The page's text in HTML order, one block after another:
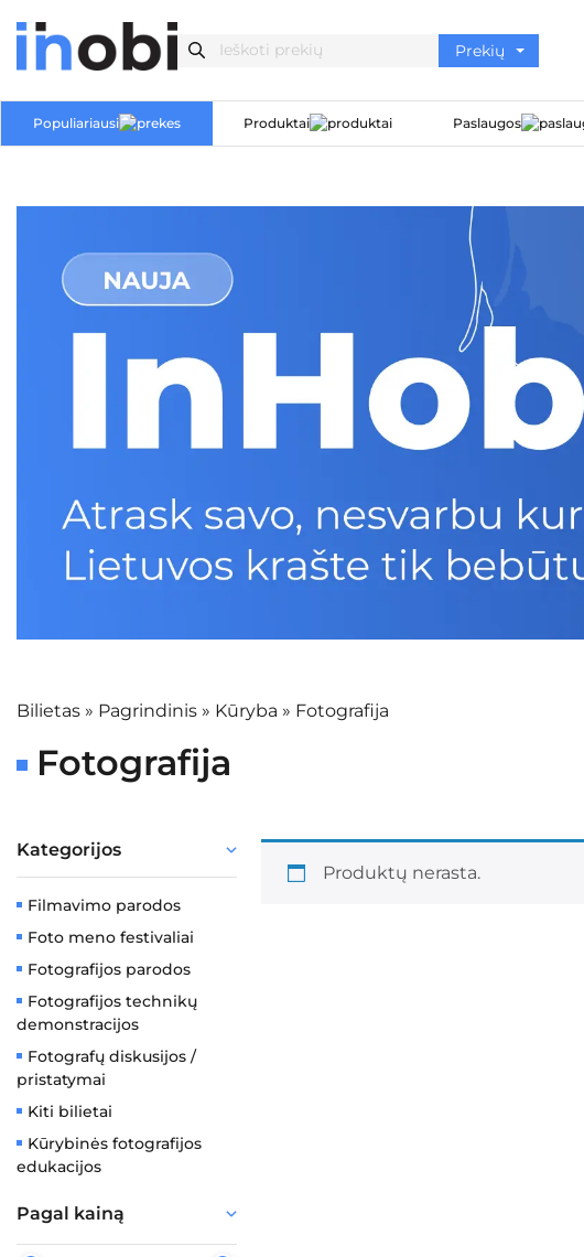
Populiariausi Produktai Paslaugos
Bilietas » Pagrindinis » Kūryba » Fotografija
Fotografija
Kategorijos
Filmavimo parodos
Foto meno festivaliai
Fotografijos parodos
Fotografijos technikų
demonstracijos
Fotografų diskusijos /
pristatymai
Kiti bilietai
Kūrybinės fotografijos
edukacijos
Pagal kainą
Produktų nerasta.